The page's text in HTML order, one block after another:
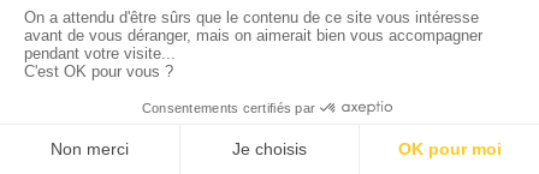
Ressources
Actualités